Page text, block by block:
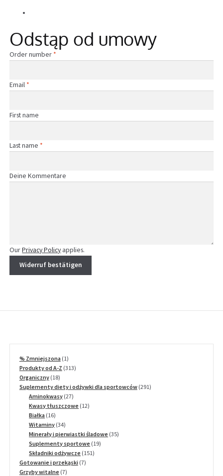
Informacje
Odstąp od umowy
Order number *
Email *
First name
Last name *
Page URI *Required
Deine Kommentare
OurPrivacy Policy applies.
Widerruf bestätigen
% Zmniejszona 11
produkt
Produkty od A-Z 313313
Organiczny 1818
produktów
Suplementy diety i odżywki dla sportowców 291291
Aminokwasy 2727
produktów
Kwasy tłuszczowe 1212
Białka 1616
produktów
Witaminy 3434
produkty
Minerały i pierwiastki śladowe 3535
Suplementy sportowe 1919
Składniki odżywcze 151151
Gotowanie i przekąski 77
Grzyby witalne 77